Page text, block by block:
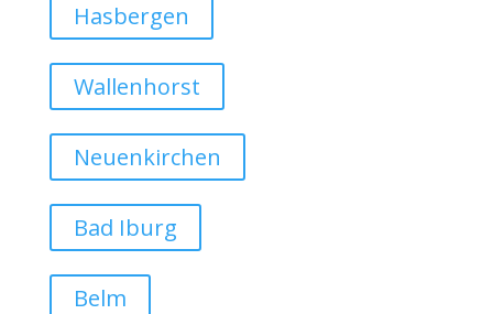
Hasbergen
Wallenhorst
Neuenkirchen
Bad Iburg
Belm